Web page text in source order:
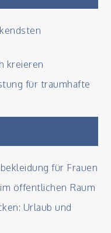
kreieren
für traumhafte
für Frauen
öffentlichen Raum
Urlaub und